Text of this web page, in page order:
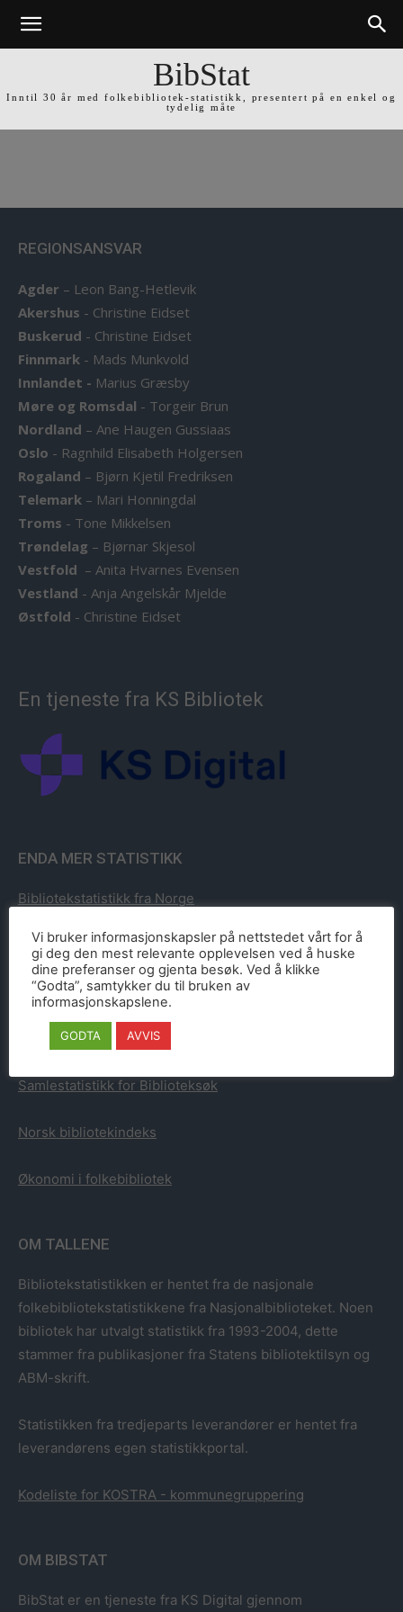
BibStat
Inntil 30 år med folkebibliotek-statistikk, presentert på en enkel og
tydelig måte
REGIONSANSVAR
Agder – Leon Bang-Hetlevik
Akershus - Christine Eidset
Buskerud - Christine Eidset
Finnmark - Mads Munkvold
Innlandet - Marius Græsby
Møre og Romsdal - Torgeir Brun
Nordland – Ane Haugen Gussiaas
Oslo - Ragnhild Elisabeth Holgersen
Rogaland – Bjørn Kjetil Fredriksen
Telemark – Mari Honningdal
Troms - Tone Mikkelsen
Trøndelag – Bjørnar Skjesol
Vestfold – Anita Hvarnes Evensen
Vestland - Anja Angelskår Mjelde
Østfold - Christine Eidset
En tjeneste fra KS Bibliotek
ENDA MER STATISTIKK
Bibliotekstatistikk fra Norge
Bibliotekstatistikk fra Sverige
Bibliotekstatistikk fra Danmark
Bibliotekstatistikk fra Finland
Samlestatistikk for Biblioteksøk
Norsk bibliotekindeks
Økonomi i folkebibliotek
OM TALLENE
Bibliotekstatistikken er hentet fra de nasjonale
folkebibliotekstatistikkene fra Nasjonalbiblioteket. Noen
bibliotek har utvalgt statistikk fra 1993-2004, dette
stammer fra publikasjoner fra Statens bibliotektilsyn og
ABM-skrift.
Statistikken fra tredjeparts leverandører er hentet fra
leverandørens egen statistikkportal.
Kodeliste for KOSTRA - kommunegruppering
OM BIBSTAT
BibStat er en tjeneste fra KS Digital gjennom
Vi bruker informasjonskapsler på nettstedet vårt for å
gi deg den mest relevante opplevelsen ved å huske
dine preferanser og gjenta besøk. Ved å klikke
“Godta”, samtykker du til bruken av
informasjonskapslene.
GODTA AVVIS